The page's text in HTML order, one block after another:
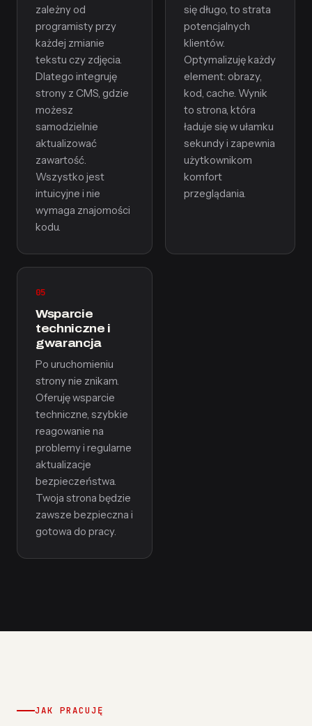
zależny od
programisty przy
każdej zmianie
tekstu czy zdjęcia.
Dlatego integruję
strony z CMS, gdzie
możesz
samodzielnie
aktualizować
zawartość.
Wszystko jest
intuicyjne i nie
wymaga znajomości
kodu.
się długo, to strata
potencjalnych
klientów.
Optymalizuję każdy
element: obrazy,
kod, cache. Wynik
to strona, która
ładuje się w ułamku
sekundy i zapewnia
użytkownikom
komfort
przeglądania.
05
Wsparcie
techniczne i
gwarancja
Po uruchomieniu
strony nie znikam.
Oferuję wsparcie
techniczne, szybkie
reagowanie na
problemy i regularne
aktualizacje
bezpieczeństwa.
Twoja strona będzie
zawsze bezpieczna i
gotowa do pracy.
JAK PRACUJĘ